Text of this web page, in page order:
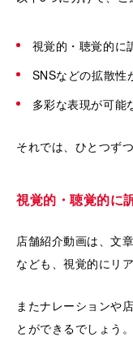
視覚的・聴覚的に
SNSなどの拡散性
多彩な表現が可能
それでは、ひとつず
視覚的・聴覚的に
店舗紹介動画は、文
なども、視覚的にリ
またナレーションや
とができるでしょう。